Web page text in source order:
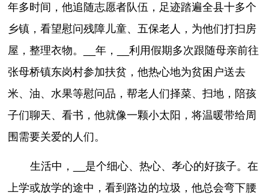
年多时间，他追随志愿者队伍，足迹踏遍全县十多个
乡镇，看望慰问残障儿童、五保老人，为他们打扫房
屋，整理衣物。__年，__利用假期多次跟随母亲前往
张母桥镇东岗村参加扶贫，他热心地为贫困户送去
米、油、水果等慰问品，帮老人们择菜、扫地，陪孩
子们聊天、看书，他就像一颗小太阳，将温暖带给周
围需要关爱的人们。
生活中，__是个细心、热心、孝心的好孩子。在
上学或放学的途中，看到路边的垃圾，他总会弯下腰